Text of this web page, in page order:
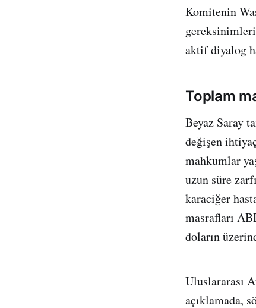
Komitenin
aktif diyalog
Toplam
Beyaz Saray
değişen
mahkumlar
uzun süre
karaciğer
masrafları
doların
Uluslararası
açıklamada,